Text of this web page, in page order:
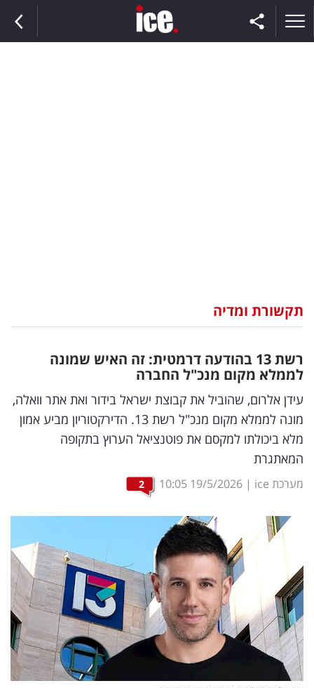
וצרכנות
דיגיטל
וטק
שיווק
ופרסום
משפט
מדדים
ומחקרים
דעות
רכילות
עסקית
קריפטו
תקשורת ומדיה
רשת 13 בהודעה דרמטית: זה האיש שמונה
לממלא מקום מנכ"ל החברה
עידן אלרום, שהוביל את קבוצת ישראל בידור ואת אתר וואלה,
מונה לממלא מקום מנכ"ל רשת 13. הדירקטוריון מביע אמון
מלא ביכולתו למקסם את פוטנציאל הערוץ בתקופה
המאתגרת
מערכת ice |
19/5/2026
10:05
2